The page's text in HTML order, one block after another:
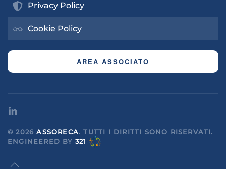
Privacy Policy
Cookie Policy
AREA ASSOCIATO
©2026 ASSORECA. TUTTI I DIRITTI SONO RISERVATI.
ENGINEERED BY 321